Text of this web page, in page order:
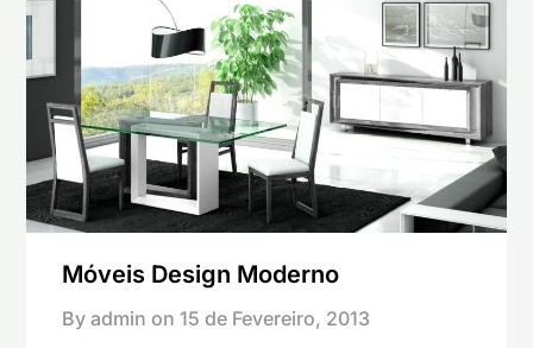
Móveis Design Moderno
By admin on 15 de Fevereiro, 2013